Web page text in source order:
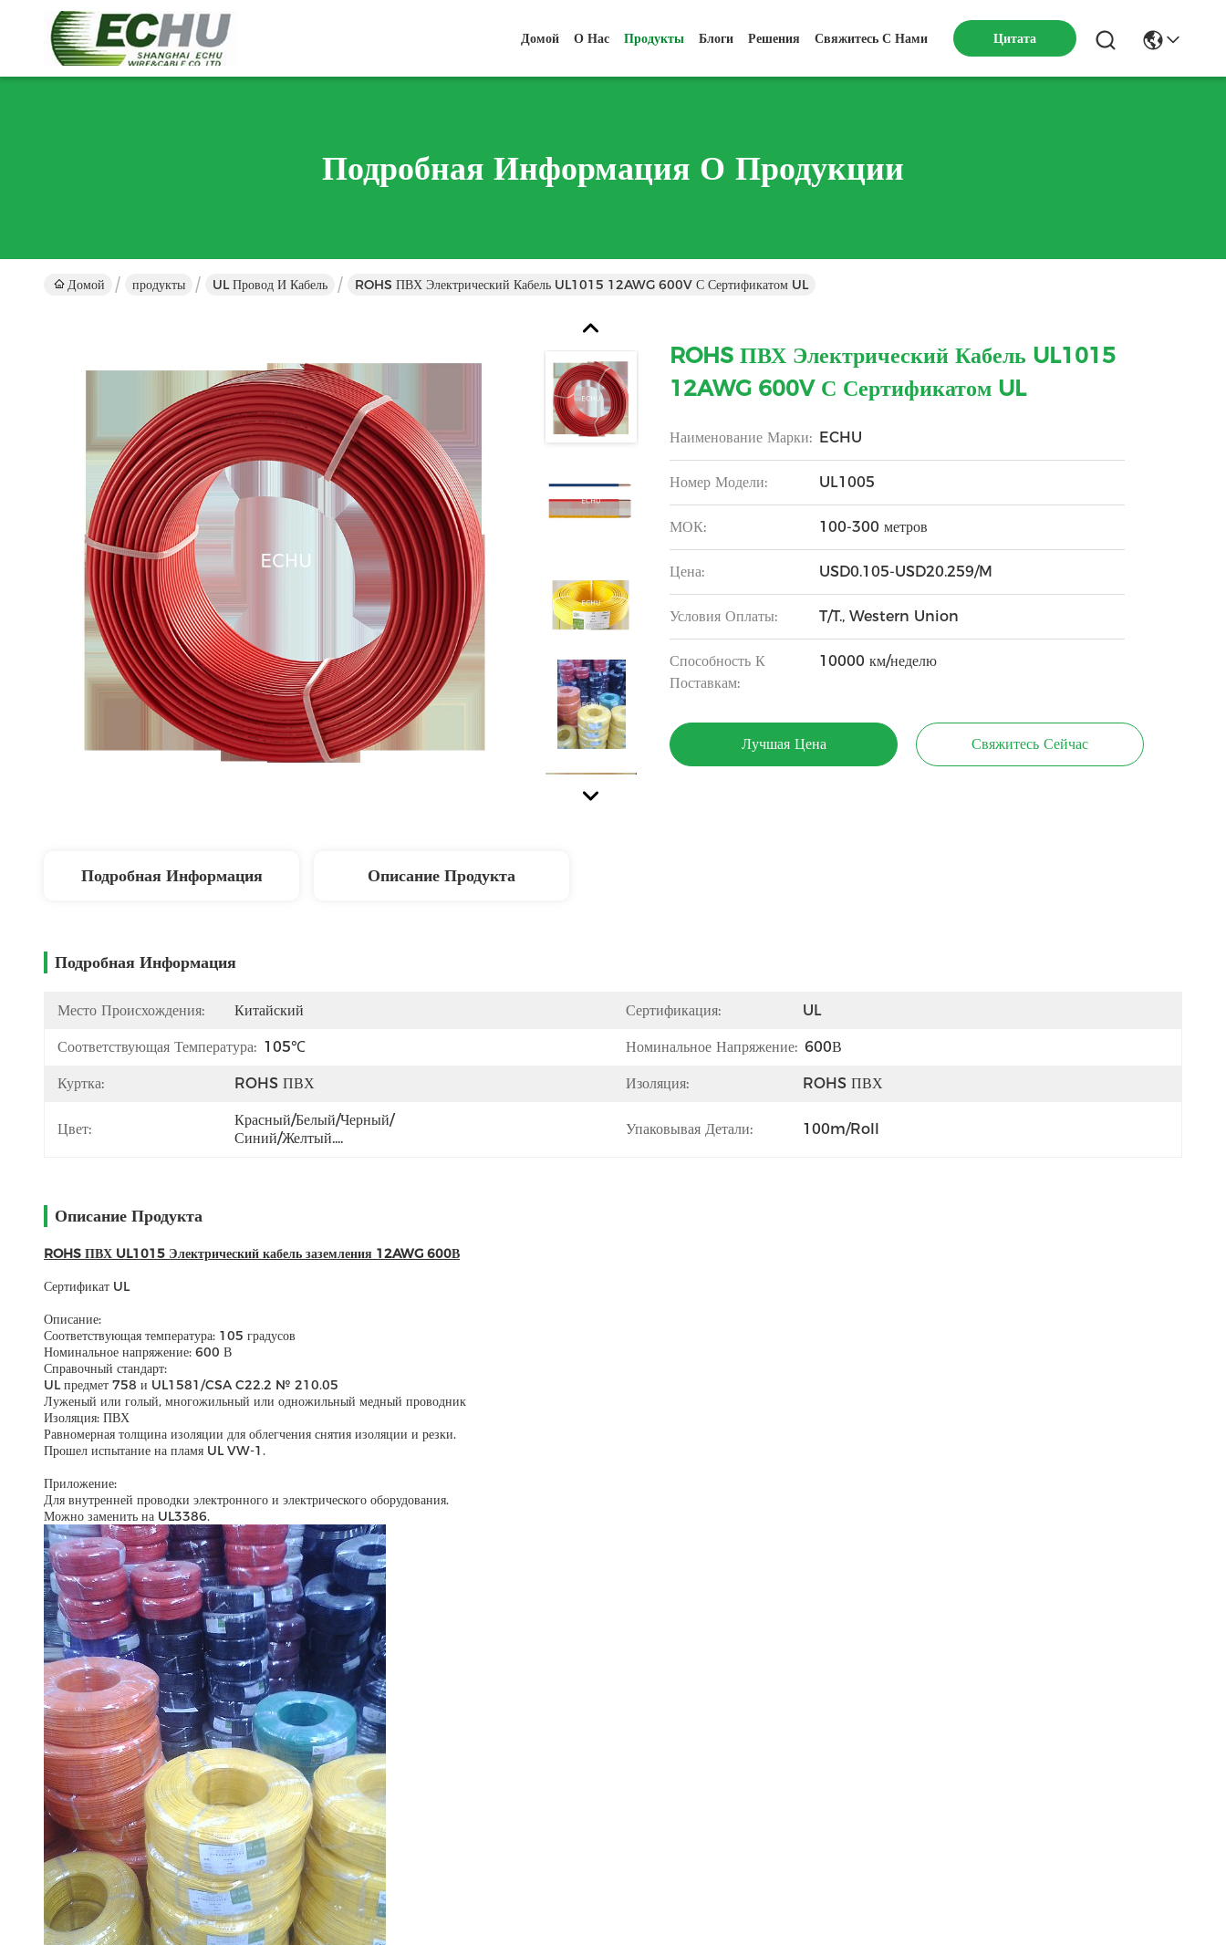
Домой О Нас Продукты Блоги Решения Свяжитесь С Нами Цитата
Подробная Информация О Продукции
Домой продукты UL Провод И Кабель ROHS ПВХ Электрический Кабель UL1015 12AWG 600V С Сертификатом UL
ROHS ПВХ Электрический Кабель UL1015
12AWG 600V С Сертификатом UL
Наименование Марки: ECHU
Номер Модели: UL1005
МОК: 100-300 метров
Цена: USD0.105-USD20.259/M
Условия Оплаты: T/T., Western Union
Способность К
Поставкам:
10000 км/неделю
Лучшая Цена Свяжитесь Сейчас
Подробная Информация Описание Продукта
Подробная Информация
Место Происхождения: Китайский Сертификация: UL
Соответствующая Температура: 105℃ Номинальное Напряжение: 600В
Куртка: ROHS ПВХ Изоляция: ROHS ПВХ
Цвет:
Красный/белый/черный/
Синий/желтый....
Упаковывая Детали: 100m/roll
Описание Продукта
ROHS ПВХ UL1015 Электрический кабель заземления 12AWG 600В
Сертификат UL
Описание:
Соответствующая температура: 105 градусов
Номинальное напряжение: 600 В
Справочный стандарт:
UL предмет 758 и UL1581/CSA C22.2 № 210.05
Луженый или голый, многожильный или одножильный медный проводник
Изоляция: ПВХ
Равномерная толщина изоляции для облегчения снятия изоляции и резки.
Прошел испытание на пламя UL VW-1.
Приложение:
Для внутренней проводки электронного и электрического оборудования.
Можно заменить на UL3386.